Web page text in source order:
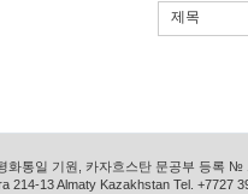
제목
화통일 기원, 카자흐스탄 문공부 등록
214-13 Almaty Kazakhstan Tel. +7727